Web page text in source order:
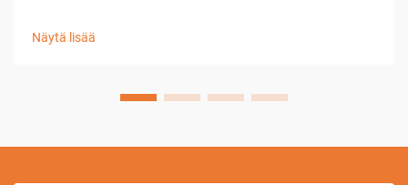
langantyöstösovelluksissa, perustavanlaatuisen
Näytä lisää